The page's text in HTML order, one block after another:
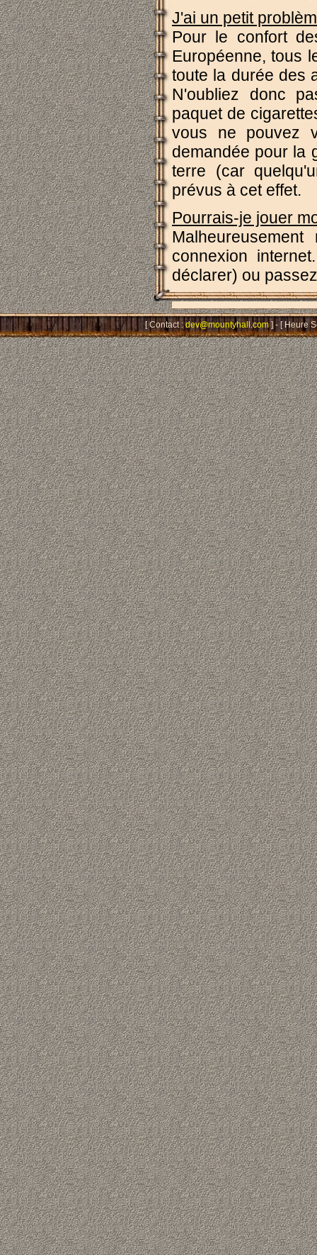
J'ai un petit
Pour le confort
Européenne, tous
toute la durée des
N'oubliez donc
paquet de
vous ne pouvez
demandée pour la
terre (car
prévus à cet effet.
Pourrais-je jouer
connexion
déclarer) ou
[ Contact :dev@mountyhall.com ] - [ Heure